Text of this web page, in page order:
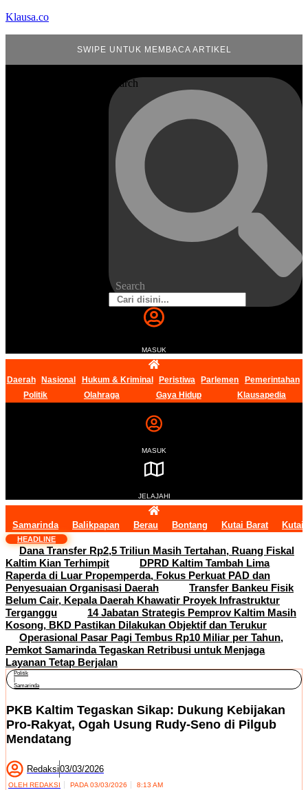
Klausa.co
SWIPE UNTUK MEMBACA ARTIKEL
Search
Search
MASUK
Daerah Nasional Hukum & Kriminal Peristiwa Parlemen
Pemerintahan
Politik
Olahraga Gaya Hidup Klausapedia
MASUK
JELAJAHI
Samarinda Balikpapan Berau Bontang Kutai Barat Kutai
HEADLINE
Dana Transfer Rp2,5 Triliun Masih Tertahan, Ruang Fiskal
Kaltim Kian Terhimpit
DPRD Kaltim Tambah Lima
Raperda di Luar Propemperda, Fokus Perkuat PAD dan
Penyesuaian Organisasi Daerah
Transfer Bankeu Fisik
Belum Cair, Kepala Daerah Khawatir Proyek Infrastruktur
Terganggu
14 Jabatan Strategis Pemprov Kaltim Masih
Kosong, BKD Pastikan Dilakukan Objektif dan Terukur
Operasional Pasar Pagi Tembus Rp10 Miliar per Tahun,
Pemkot Samarinda Tegaskan Retribusi untuk Menjaga
Layanan Tetap Berjalan
Politik
Samarinda
PKB Kaltim Tegaskan Sikap: Dukung Kebijakan
Pro-Rakyat, Ogah Usung Rudy-Seno di Pilgub
Mendatang
Redaksi03/03/2026
OLEH REDAKSI PADA 03/03/2026 8:13 AM